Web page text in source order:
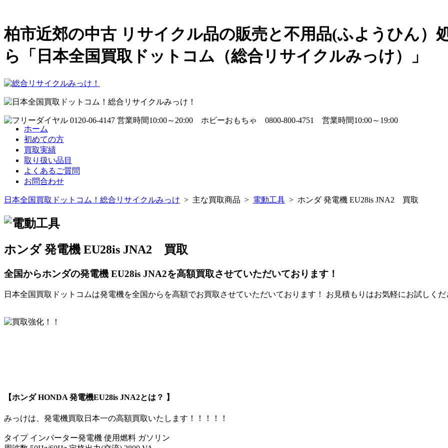
柏市近郊の中古 リサイクル品の販売と不用品(ふようひん）
ら「日本全国買取ドットコム（総合リサイクルみっけ）」
ホーム
初めての方
買取実績
取り扱い品目
よくあるご質問
お問合わせ
日本全国買取ドットコム！総合リサイクルみっけ > 主な買取商品 > 電動工具 > ホンダ 発電機 EU28is JNA2 買取
ホンダ 発電機 EU28is JNA2 買取
全国からホンダの発電機 EU28is JNA2を高額買取させていただいております！
日本全国買取ドットコムは発電機を全国からを高額でお買取させていただいております！ お見積もりはお気軽にお試しくだ
【ホンダ HONDA 発電機EU28is JNA2とは？ 】
みっけは、発電機買取日本一の高額買取いたします！！！！！
タイプ インバーター発電機 使用燃料 ガソリン